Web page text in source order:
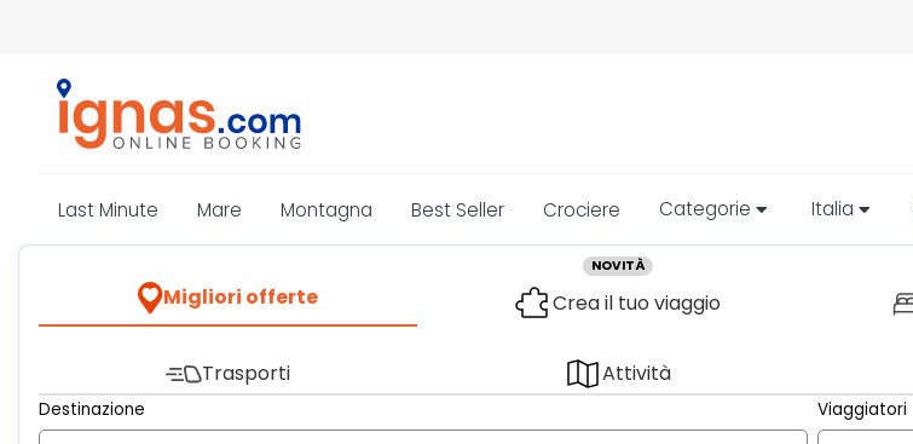
Last Minute Mare Montagna Best Seller Crociere Categorie Italia
Migliori offerte
NOVITÀ
Crea il tuo viaggio
Trasporti Attività
Destinazione Viaggiatori